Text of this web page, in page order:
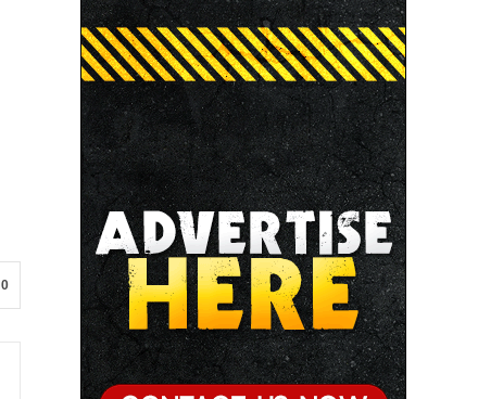
0
● छिंदवाड़ा को औद्योगिक हब बनाने की दिशा में तेज होंगे प्रयास :
मुख्यमंत्री डॉ. यादव
● जन सेवा में संवेदनशीलता ही सुशासन की पहचान : मुख्यमंत्री
डॉ. यादव
● प्रशिक्षु छात्राएं आत्मविश्वास रखें, तकनीकी दक्षता के साथ
अपनी जड़ों से जुड़े : मुख्यमंत्री डॉ. यादव